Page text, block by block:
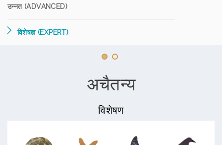
उन्नत (ADVANCED)
विशेषज्ञ (EXPERT)
अचैतन्य
विशेषण